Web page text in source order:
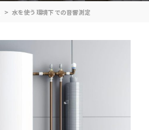
水を使う環境下での音響測定